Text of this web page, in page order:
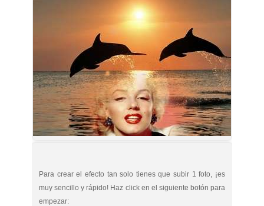
Para crear el efecto tan solo tienes que subir 1 foto, ¡es
muy sencillo y rápido! Haz click en el siguiente botón para
empezar: